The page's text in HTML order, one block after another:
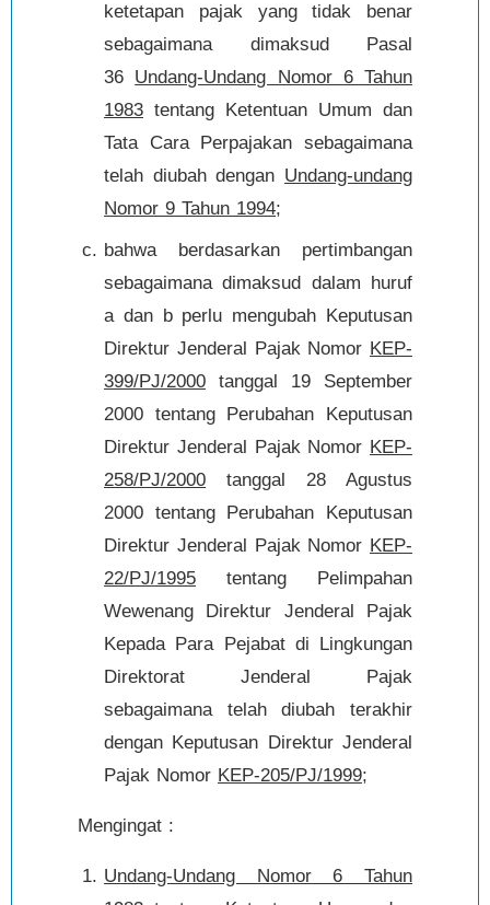
ketetapan pajak yang tidak benar
sebagaimana dimaksud Pasal
36 Undang-Undang Nomor 6 Tahun
1983 tentang Ketentuan Umum dan
Tata Cara Perpajakan sebagaimana
telah diubah dengan Undang-undang
Nomor 9 Tahun 1994;
bahwa berdasarkan pertimbangan
sebagaimana dimaksud dalam huruf
a dan b perlu mengubah Keputusan
Direktur Jenderal Pajak Nomor KEP-
399/PJ/2000 tanggal 19 September
2000 tentang Perubahan Keputusan
Direktur Jenderal Pajak Nomor KEP-
258/PJ/2000 tanggal 28 Agustus
2000 tentang Perubahan Keputusan
Direktur Jenderal Pajak Nomor KEP-
22/PJ/1995 tentang Pelimpahan
Wewenang Direktur Jenderal Pajak
Kepada Para Pejabat di Lingkungan
Direktorat Jenderal Pajak
sebagaimana telah diubah terakhir
dengan Keputusan Direktur Jenderal
Pajak Nomor KEP-205/PJ/1999;
Mengingat :
Undang-Undang Nomor 6 Tahun